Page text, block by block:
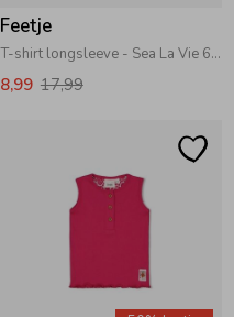
Feetje
T-shirt longsleeve - Sea La Vie 600 Offwhite
8,99 17,99